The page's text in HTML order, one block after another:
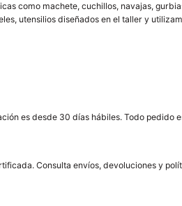
como machete, cuchillos, navajas,
utensilios diseñados en el taller y
es desde 30 días hábiles. Todo pedido
Consulta envíos, devoluciones y